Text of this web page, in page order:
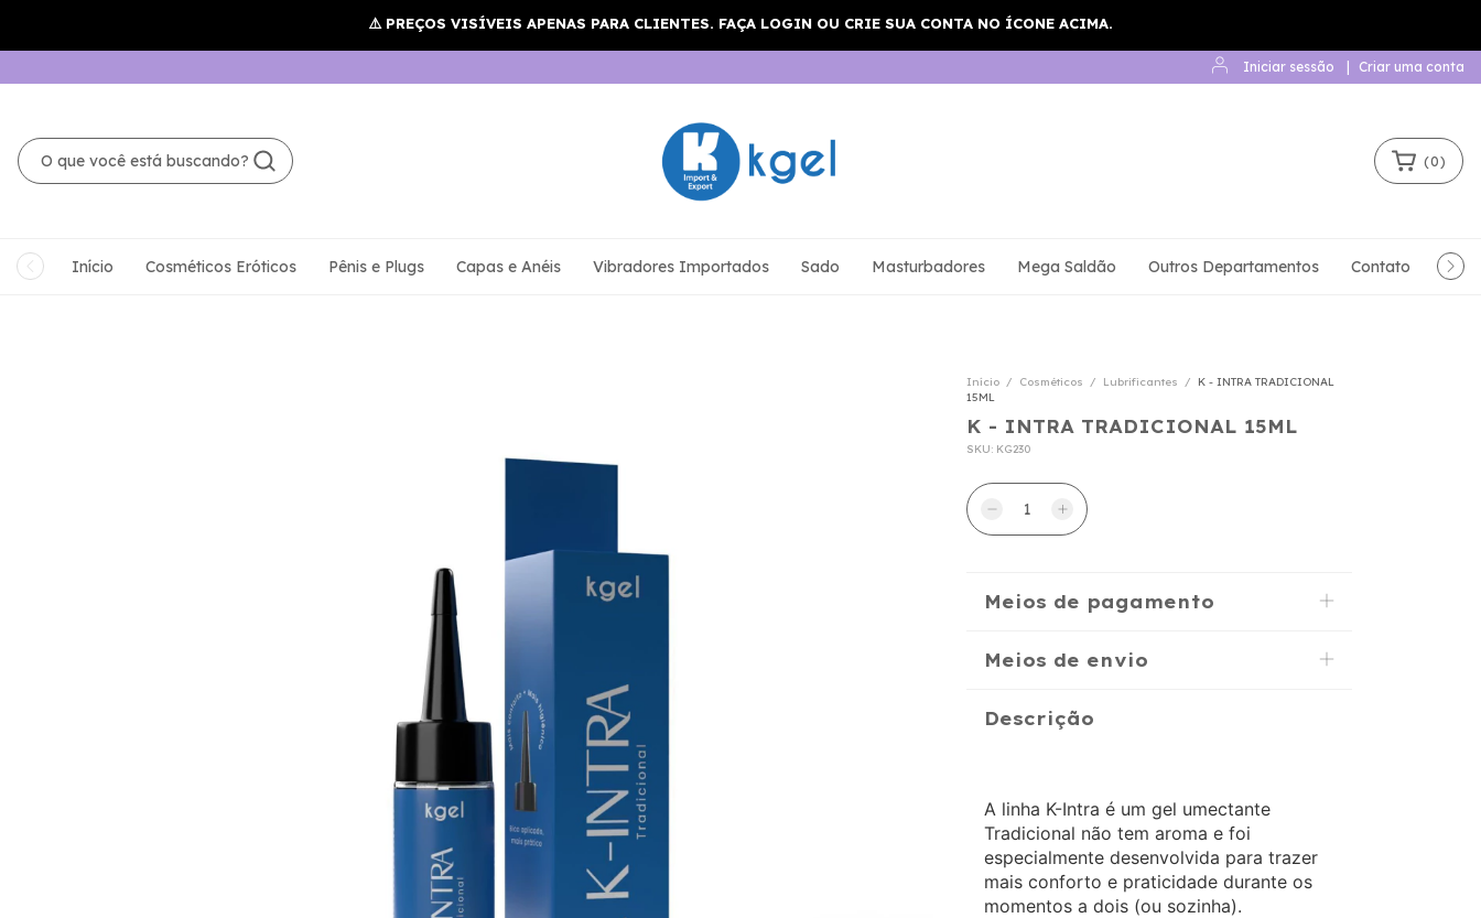
Iniciar sessão Criar uma conta
(0)
Início Cosméticos Eróticos Pênis e Plugs Capas e Anéis Vibradores Importados Sado Masturbadores Mega Saldão Outros Departamentos Contato
Início / Cosméticos / Lubrificantes /
K - INTRA TRADICIONAL
15ML
K - INTRA TRADICIONAL 15ML
SKU: KG230
Meios de pagamento
Meios de envio
Descrição
A linha K-Intra é um gel umectante
Tradicional não tem aroma e foi
especialmente desenvolvida para trazer
mais conforto e praticidade durante os
momentos a dois (ou sozinha).